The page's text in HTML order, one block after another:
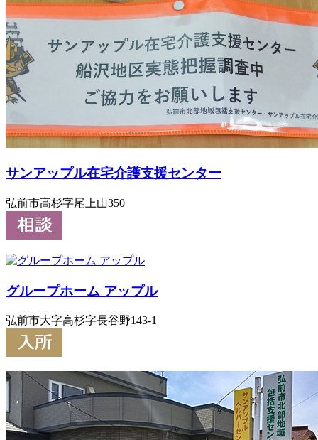
サンアップル在宅介護支援センター
弘前市高杉字尾上山350
グループホーム アップル
弘前市大字高杉字長谷野143-1